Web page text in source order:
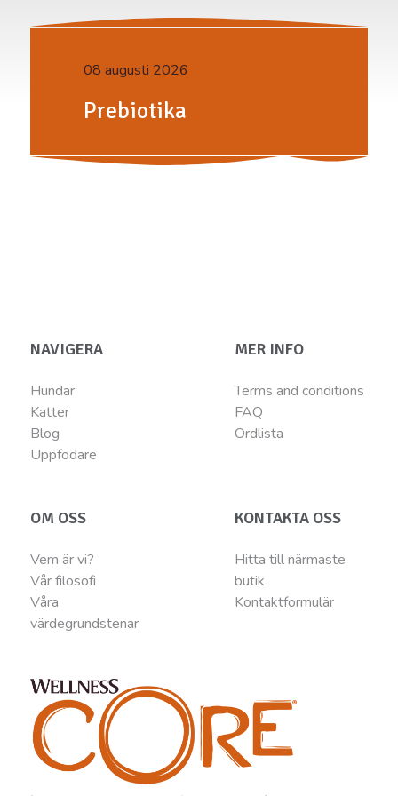
08 augusti 2026
Prebiotika
NAVIGERA
Hundar
Katter
Blog
Uppfodare
MER INFO
Terms and conditions
FAQ
Ordlista
OM OSS
Vem är vi?
Vår filosofi
Våra
värdegrundstenar
KONTAKTA OSS
Hitta till närmaste
butik
Kontaktformulär